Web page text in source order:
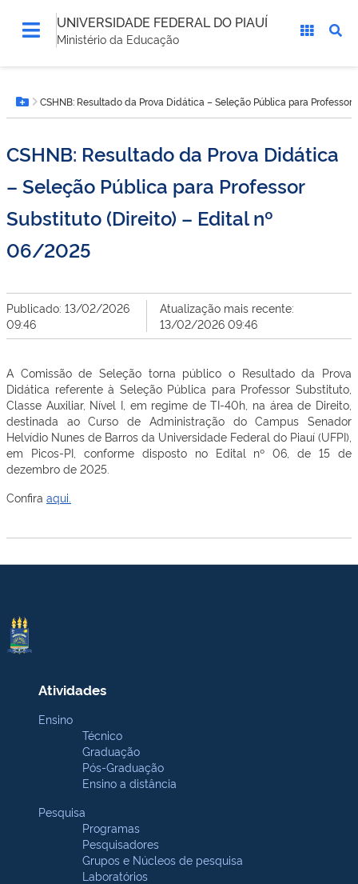
UNIVERSIDADE FEDERAL DO PIAUÍ
Ministério da Educação
está
aqui:Botão Menu
CSHNB: Resultado da Prova Didática – Seleção Pública para
CSHNB: Resultado da Prova Didática
– Seleção Pública para Professor
Substituto (Direito) – Edital nº
06/2025
Publicado: 13/02/2026
09:46
Atualização mais recente:
13/02/2026 09:46
A Comissão de Seleção torna público o Resultado da Prova
Didática referente à Seleção Pública para Professor Substituto,
Classe Auxiliar, Nível I, em regime de TI-40h, na área de Direito,
destinada ao Curso de Administração do Campus Senador
Helvídio Nunes de Barros da Universidade Federal do Piauí (UFPI),
em Picos-PI, conforme disposto no Edital nº 06, de 15 de
dezembro de 2025.
Confira aqui.
Atividades
Ensino
Técnico
Graduação
Pós-Graduação
Ensino a distância
Pesquisa
Programas
Pesquisadores
Grupos e Núcleos de pesquisa
Laboratórios